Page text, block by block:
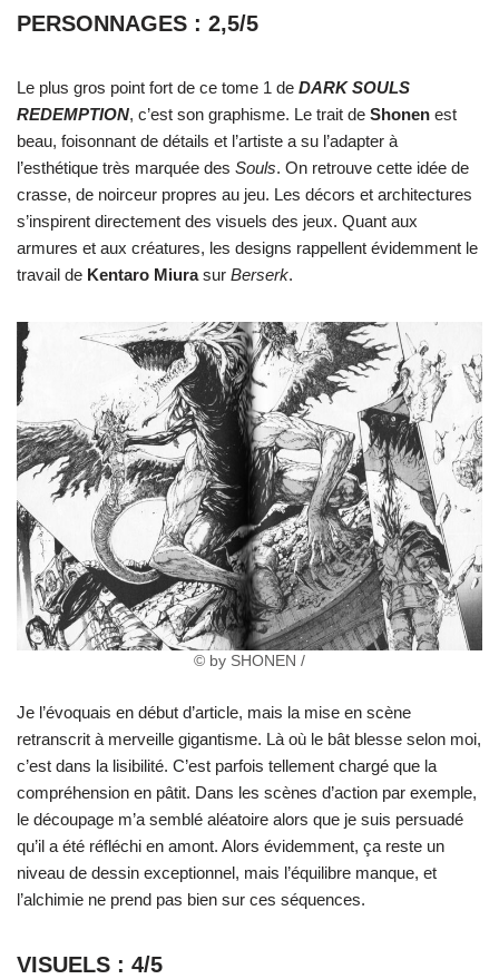
PERSONNAGES : 2,5/5
Le plus gros point fort de ce tome 1 de DARK SOULS
REDEMPTION, c’est son graphisme. Le trait de Shonen est
beau, foisonnant de détails et l’artiste a su l’adapter à
l’esthétique très marquée des Souls. On retrouve cette idée de
crasse, de noirceur propres au jeu. Les décors et architectures
s’inspirent directement des visuels des jeux. Quant aux
armures et aux créatures, les designs rappellent évidemment le
travail de Kentaro Miurasur Berserk.
© by SHONEN /
Je l’évoquais en début d’article, mais la mise en scène
retranscrit à merveille gigantisme. Là où le bât blesse selon moi,
c’est dans la lisibilité. C’est parfois tellement chargé que la
compréhension en pâtit. Dans les scènes d’action par exemple,
le découpage m’a semblé aléatoire alors que je suis persuadé
qu’il a été réfléchi en amont. Alors évidemment, ça reste un
niveau de dessin exceptionnel, mais l’équilibre manque, et
l’alchimie ne prend pas bien sur ces séquences.
VISUELS : 4/5